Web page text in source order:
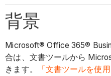
背景
Microsoft® Office 365®
合は、文書ツールから
きます。
「文書ツールを使